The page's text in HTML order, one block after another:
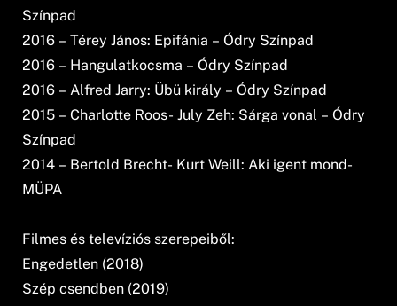
Színpad
2016 – Térey János: Epifánia – Ódry Színpad
2016 – Hangulatkocsma – Ódry Színpad
2016 – Alfred Jarry: Übü király – Ódry Színpad
2015 – Charlotte Roos- July Zeh: Sárga vonal – Ódry
Színpad
2014 – Bertold Brecht- Kurt Weill: Aki igent mond-
MÜPA
Filmes és televíziós szerepeiből:
Engedetlen (2018)
Szép csendben (2019)